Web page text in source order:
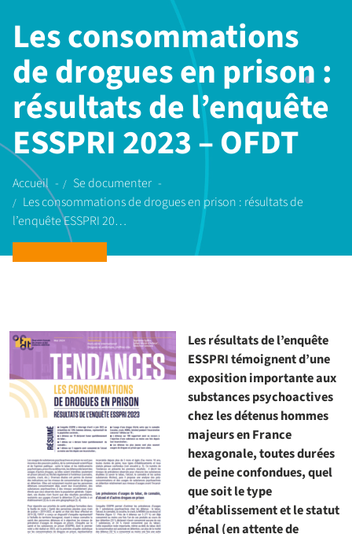
Les consommations
de drogues en prison :
résultats de l’enquête
ESSPRI 2023 – OFDT
Accueil
Se documenter
Les consommations de drogues en prison : résultats de
l’enquête ESSPRI 20…
Les résultats de l’enquête
ESSPRI témoignent d’une
exposition importante aux
substances psychoactives
chez les détenus hommes
majeurs en France
hexagonale, toutes durées
de peine confondues, quel
que soit le type
d’établissement et le statut
pénal (en attente de